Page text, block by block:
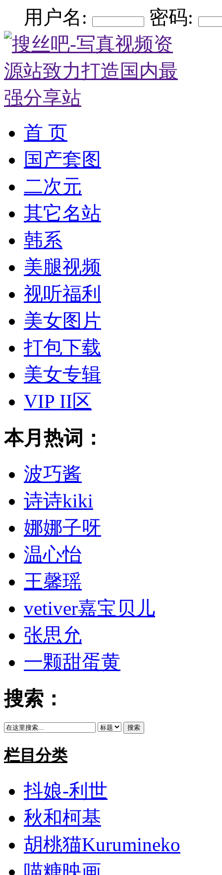
用户名: 密码:
首 页
国产套图
二次元
其它名站
韩系
美腿视频
视听福利
美女图片
打包下载
美女专辑
VIP II区
本月热词：
波巧酱
诗诗kiki
娜娜子呀
温心怡
王馨瑶
vetiver嘉宝贝儿
张思允
一颗甜蛋黄
搜索：
搜索
栏目分类
抖娘-利世
秋和柯基
胡桃猫Kurumineko